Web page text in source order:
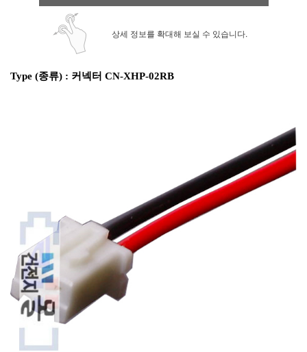
상세 정보를 확대해 보실 수 있습니다.
Type (종류) : 커넥터 CN-XHP-02RB